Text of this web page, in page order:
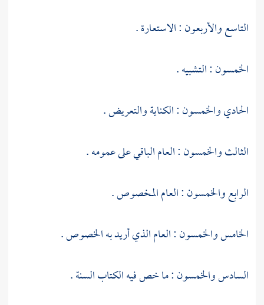
التاسع والأربعون : الاستعارة .
الخمسون : التشبيه .
الحادي والخمسون : الكناية والتعريض .
الثالث والخمسون : العام الباقي على عمومه .
الرابع والخمسون : العام المخصوص .
الخامس والخمسون : العام الذي أريد به الخصوص .
السادس والخمسون : ما خص فيه الكتاب السنة .